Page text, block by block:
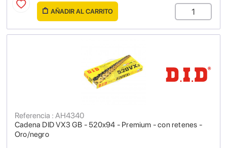
AÑADIR AL CARRITO
Cadena DID VX3 GB - 520x94 - Premium - con retenes -
Oro/negro
Referencia : AH4340